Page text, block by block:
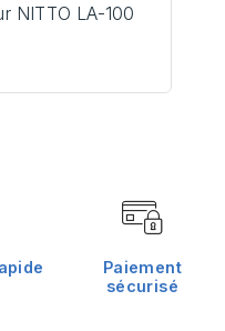
NITTO LA-100
Paiement
sécurisé